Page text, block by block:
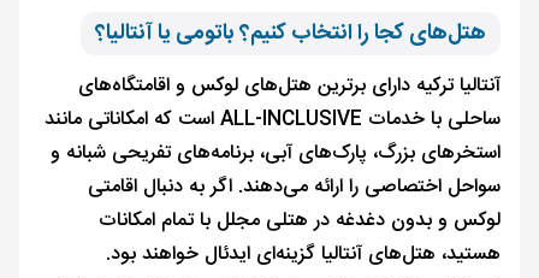
هتل‌های کجا را انتخاب کنیم؟ باتومی یا آنتالیا؟
آنتالیا ترکیه دارای برترین هتل‌های لوکس و اقامتگاه‌های
ساحلی با خدمات ALL-INCLUSIVE است که امکاناتی مانند
استخرهای بزرگ، پارک‌های آبی، برنامه‌های تفریحی شبانه و
سواحل اختصاصی را ارائه می‌دهند. اگر به دنبال اقامتی
لوکس و بدون دغدغه در هتلی مجلل با تمام امکانات
هستید، هتل‌های آنتالیا گزینه‌ای ایدئال خواهند بود.